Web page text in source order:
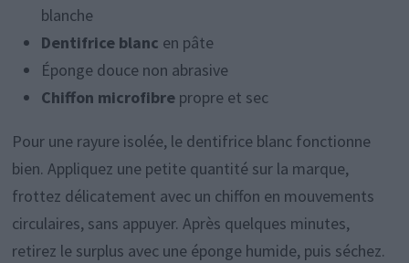
blanche
Dentifrice blanc en pâte
Éponge douce non abrasive
Chiffon microfibrepropre et sec
Pour une rayure isolée, le dentifrice blanc fonctionne
bien. Appliquez une petite quantité sur la marque,
frottez délicatement avec un chiffon en mouvements
circulaires, sans appuyer. Après quelques minutes,
retirez le surplus avec une éponge humide, puis séchez.